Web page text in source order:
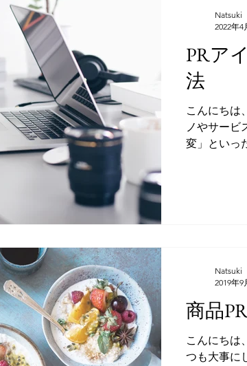
PRア
法
こんにちは
ノやサービ
変」といっ
Natsuki
2022年4
商品
こんにちは
つも大事に
Natsuki
2019年9